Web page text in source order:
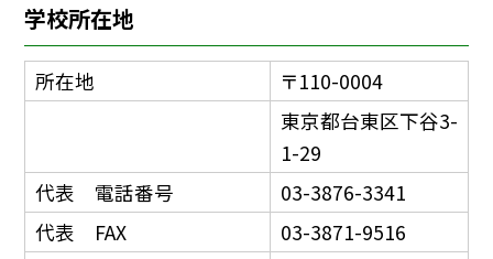
学校所在地
所在地
〒110-0004
東京都台東区下谷3-
1-29
代表 電話番号
03-3876-3341
代表 FAX
03-3871-9516